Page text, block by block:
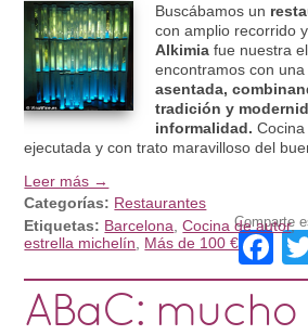
Buscábamos un
con amplio recorrido
Alkimia fue nuestra
encontramos con una
asentada,
tradición y
informalidad.
ejecutada y con trato maravilloso del
Leer más →
Categorías: Restaurantes
Etiquetas: Barcelona ,Cocina de autor,
estrella michelín
Más de 100 €
Comparte
ABaC: mucho